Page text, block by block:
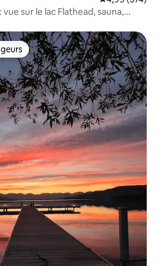
sur le lac Flathead, sauna,
les plus appréciés